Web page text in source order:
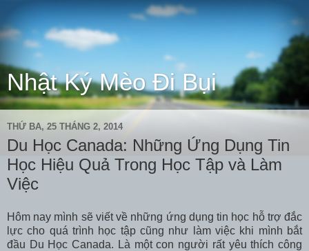
Nhật Ký Mèo Đi Bụi
THỨ BA, 25 THÁNG 2, 2014
Du Học Canada: Những Ứng Dụng Tin
Học Hiệu Quả Trong Học Tập và Làm
Việc
Hôm nay mình sẽ viết về những ứng dụng tin học hỗ trợ đắc
lực cho quá trình học tập cũng như làm việc khi mình bắt
đầu Du Học Canada. Là một con người rất yêu thích công